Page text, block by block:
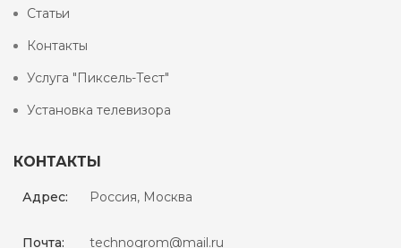
Статьи
Контакты
Услуга "Пиксель-Тест"
Установка телевизора
КОНТАКТЫ
Адрес: Россия, Москва
Почта: technogrom@mail.ru